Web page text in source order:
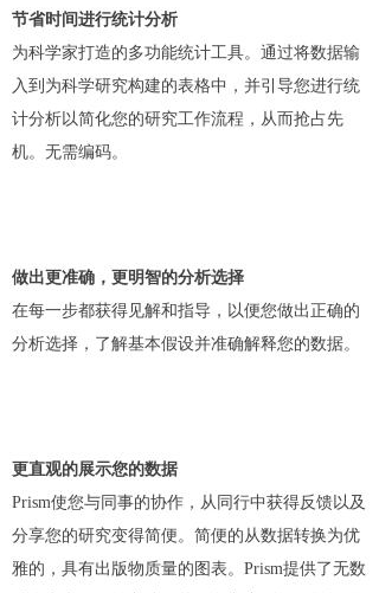
节省时间进行统计分析
为科学家打造的多功能统计工具。通过将数据输
入到为科学研究构建的表格中，并引导您进行统
计分析以简化您的研究工作流程，从而抢占先
机。无需编码。
做出更准确，更明智的分析选择
在每一步都获得见解和指导，以便您做出正确的
分析选择，了解基本假设并准确解释您的数据。
更直观的展示您的数据
Prism使您与同事的协作，从同行中获得反馈以及
分享您的研究变得简便。简便的从数据转换为优
雅的，具有出版物质量的图表。Prism提供了无数